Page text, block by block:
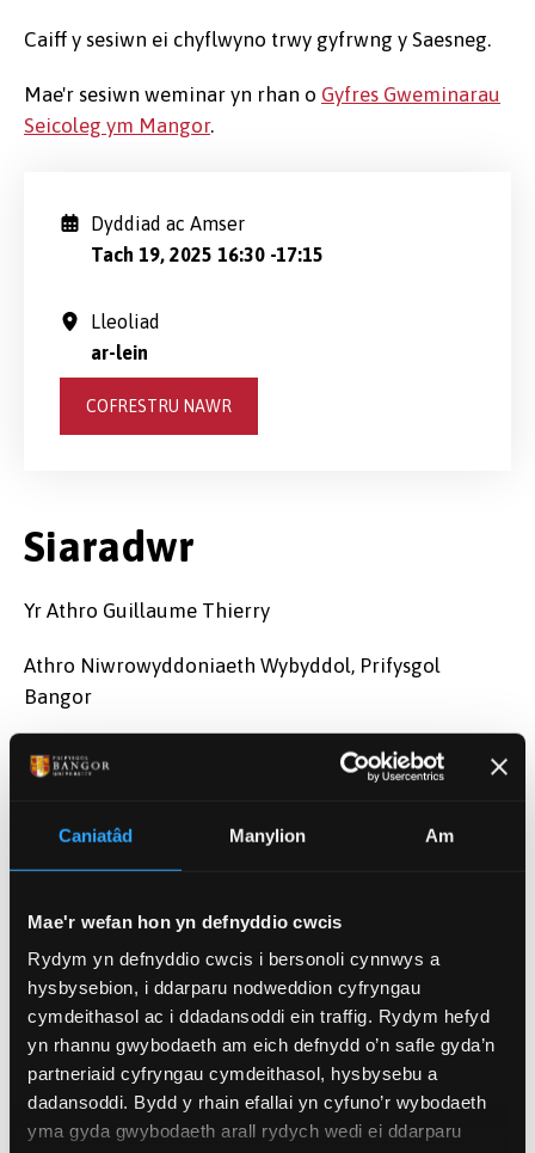
Caniatâd Manylion Am
Mae'r wefan hon yn defnyddio cwcis
Rydym yn defnyddio cwcis i bersonoli cynnwys a
hysbysebion, i ddarparu nodweddion cyfryngau
cymdeithasol ac i ddadansoddi ein traffig. Rydym hefyd
yn rhannu gwybodaeth am eich defnydd o’n safle gyda’n
partneriaid cyfryngau cymdeithasol, hysbysebu a
dadansoddi. Bydd y rhain efallai yn cyfuno’r wybodaeth
yma gyda gwybodaeth arall rydych wedi ei ddarparu
Caiff y sesiwn ei chyflwyno trwy gyfrwng y Saesneg.
Mae'r sesiwn weminar yn rhan o Gyfres Gweminarau
Seicoleg ym Mangor.
Dyddiad ac Amser
Tach 19, 2025 16:30 -17:15
Lleoliad
ar-lein
COFRESTRU NAWR
Siaradwr
Yr Athro Guillaume Thierry
Athro Niwrowyddoniaeth Wybyddol, Prifysgol
Bangor
mae'r